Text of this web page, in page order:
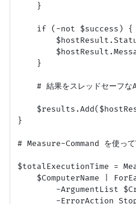
    }
    if (-not $success) {
    }
# 結果をスレッドセーフ
}
# Measure-Command を使って
$totalExecutionTime =
$ComputerName |
-ArgumentList
-ErrorAction